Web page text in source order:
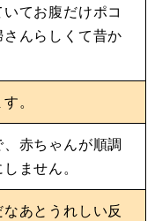
てお腹だけポコ
んらしくて昔か
。
赤ちゃんが順調
ません。
あとうれしい反